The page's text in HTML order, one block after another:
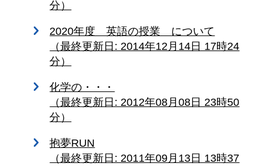
分）
2020年度 英語の授業 について
（最終更新日: 2014年12月14日 17時24
分）
化学の・・・
（最終更新日: 2012年08月08日 23時50
分）
抱夢RUN
（最終更新日: 2011年09月13日 13時37